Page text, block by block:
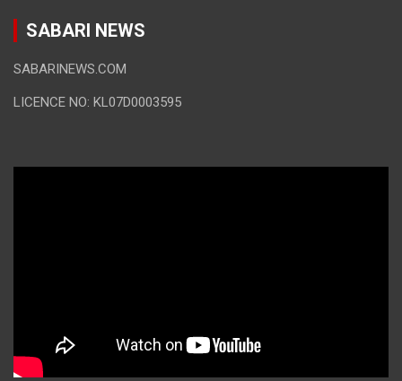
SABARI NEWS
SABARINEWS.COM
LICENCE NO: KL07D0003595